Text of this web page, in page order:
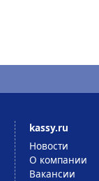
kassy.ru
Новости
О компании
Вакансии